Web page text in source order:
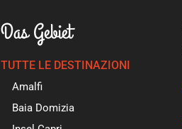
Das Gebiet
TUTTE LE DESTINAZIONI
Amalfi
Baia Domizia